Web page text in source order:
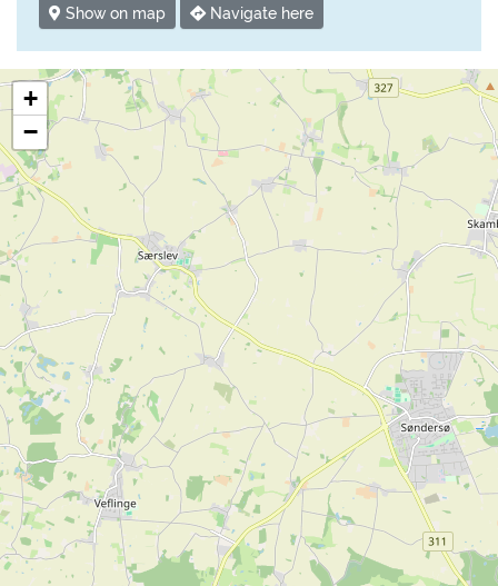
Show on map Navigate here
+
−